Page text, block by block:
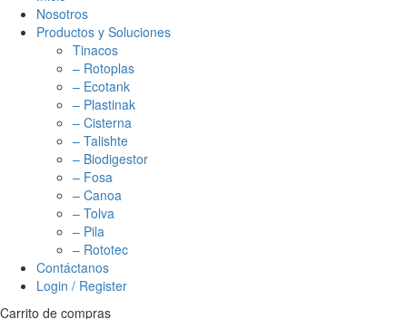
Nosotros
Productos y Soluciones
Tinacos
– Rotoplas
– Ecotank
– Plastinak
– Cisterna
– Talishte
– Biodigestor
– Fosa
– Canoa
– Tolva
– Pila
– Rototec
Contáctanos
Login / Register
Carrito de compras